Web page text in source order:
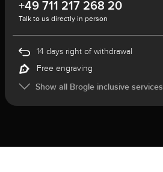
+49 711 217 268 20
Talk to us directly in person
14 days right of withdrawal
Free engraving
Show all Brogle inclusive services